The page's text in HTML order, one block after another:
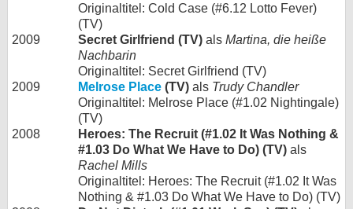
Originaltitel: Cold Case (#6.12 Lotto Fever)
(TV)
2009
Secret Girlfriend (TV) als Martina, die heiße
Nachbarin
Originaltitel: Secret Girlfriend (TV)
2009
Melrose Place (TV) als Trudy Chandler
Originaltitel: Melrose Place (#1.02 Nightingale)
(TV)
2008
Heroes: The Recruit (#1.02 It Was Nothing &
#1.03 Do What We Have to Do) (TV) als
Rachel Mills
Originaltitel: Heroes: The Recruit (#1.02 It Was
Nothing & #1.03 Do What We Have to Do) (TV)